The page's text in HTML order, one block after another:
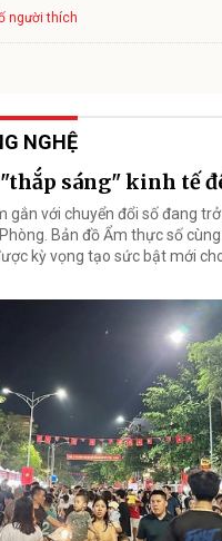
người thích
NGHỆ
sáng" kinh tế
gắn với chuyển đổi số đang
Bản đồ Ẩm thực số
kỳ vọng tạo sức bật mới